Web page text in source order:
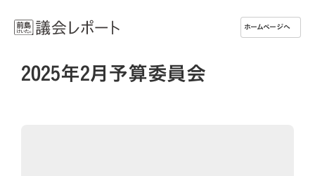
2025年2月予算委員会
ホームページへ